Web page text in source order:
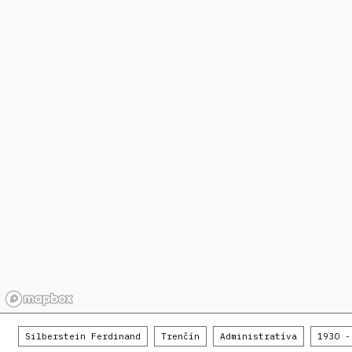
Silberstein Ferdinand Trenčín Administratíva 1930 -